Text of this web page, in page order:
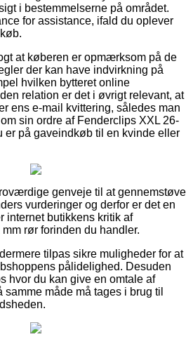
i bestemmelserne på området.
for assistance, ifald du oplever
at køberen er opmærksom på de
der kan have indvirkning på
hvilken bytteret online
relation er det i øvrigt relevant, at
ens e-mail kvittering, således man
sin ordre af Fenderclips XXL 26-
er på gaveindkøb til en kvinde eller
genveje til at gennemstøve
vurderinger og derfor er det en
internet butikkens kritik af
rør forinden du handler.
tilpas sikre muligheder for at
pålidelighed. Desuden
hvor du kan give en omtale af
måde må tages i brug til